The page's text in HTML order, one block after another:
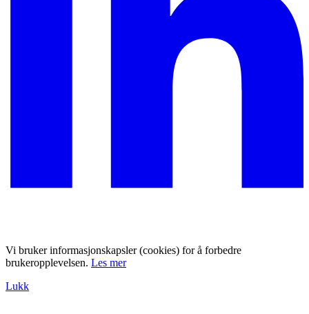
Vi bruker informasjonskapsler (cookies) for å forbedre
brukeropplevelsen. Les mer
Lukk